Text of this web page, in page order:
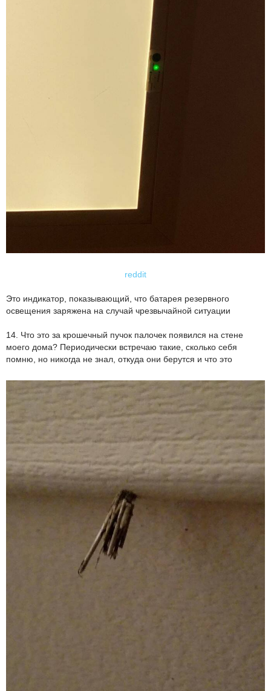
reddit
Это индикатор, показывающий, что батарея резервного
освещения заряжена на случай чрезвычайной ситуации
14. Что это за крошечный пучок палочек появился на стене
моего дома? Периодически встречаю такие, сколько себя
помню, но никогда не знал, откуда они берутся и что это